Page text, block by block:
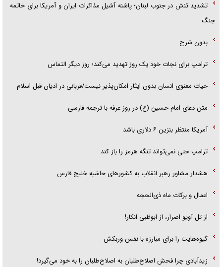
تشدید تنش در جنوب لبنان؛ پاشنه آشیل مذاکرات ایران و آمریکا برای خاتمه
جنگ
بدون شرح
ترامپ برای نجات خود یک روز تهدید می‌کند؛ روز دیگر التماس
حیات معنوی انسان بدون ایثار امکان‌پذیر نیست/قربانی در ادیان قبل اسلام
متن دعای امام حسین (ع) در روز عرفه با ترجمه فارسی
آمریکا منتظر بنزین ۶ دلاری باشد
ترامپ حتی نمی‌تواند تنگه هرمز را باز کند
هشدار مشاور رهبر انقلاب به کشور‌های حاشیه خلیج فارس
اعمال و برکات ماه ذی‌الحجه
از تل آویو اصرار، از ابوظبی انکار!
گیوه‌هایت را برای مبارزه با نفس وربکش
زیدآبادی چرا فحش اصلاح‌طلبان به اصلاح‌طلبان را به خود می‌گیرد!